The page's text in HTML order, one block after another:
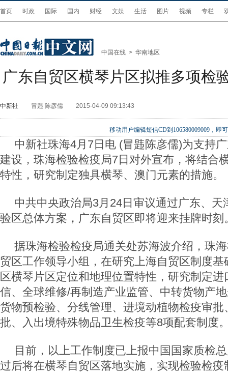
首页 时政 国际 国内 财经 文娱 生活 图片 视频 专栏
中国在线 > 华南地区
广东自贸区横琴片区拟推多项检
中新社 冒韪 陈彦儒 2015-04-09 09:13:43
移动用户编辑短信CD到106580009009，即
中新社珠海4月7日电 (冒韪陈彦儒)为支持
建设，珠海检验检疫局7日对外宣布，将结合
特性，研究制定独具横琴、澳门元素的措施。
中共中央政治局3月24日审议通过广东、天
验区总体方案，广东自贸区即将迎来挂牌时刻
据珠海检验检疫局通关处苏海波介绍，珠
贸区工作领导小组，在研究上海自贸区制度
区横琴片区定位和地理位置特性，研究制定
信、全球维修/再制造产业监管、中转货物产
货物预检验、分线管理、进境动植物检疫审
批、入出境特殊物品卫生检疫等8项配套制度
目前，以上工作制度已上报中国国家质检
过后将在横琴自贸区落地实施，实现检验检